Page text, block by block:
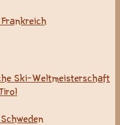
Ski-Weltmeisterschaft